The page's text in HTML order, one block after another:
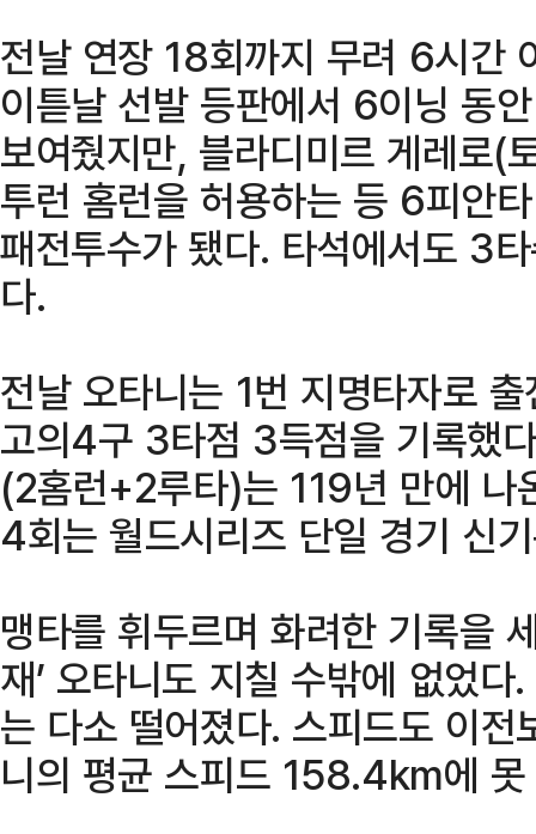
전날 연장 18회까지 무려 6시간
이튿날 선발 등판에서 6이닝 동
보여줬지만, 블라디미르 게레로(
투런 홈런을 허용하는 등 6피안
패전투수가 됐다. 타석에서도 3
다.
전날 오타니는 1번 지명타자로
고의4구 3타점 3득점을 기록했
(2홈런+2루타)는 119년 만에 나
4회는 월드시리즈 단일 경기 신
맹타를 휘두르며 화려한 기록을
재’ 오타니도 지칠 수밖에 없었
는 다소 떨어졌다. 스피드도 이
니의 평균 스피드 158.4km에